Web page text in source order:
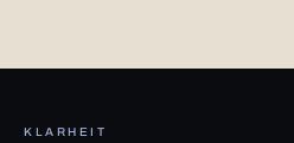
KLARHEIT